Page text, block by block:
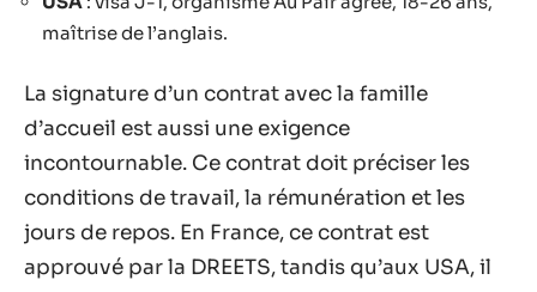
maîtrise de l’anglais.
La signature d’un contrat avec la famille
d’accueil est aussi une exigence
incontournable. Ce contrat doit préciser les
conditions de travail, la rémunération et les
jours de repos. En France, ce contrat est
approuvé par la DREETS, tandis qu’aux USA, il